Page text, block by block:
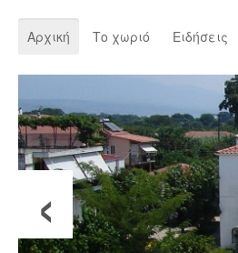
Αρχική Το χωριό Ειδήσεις
‹